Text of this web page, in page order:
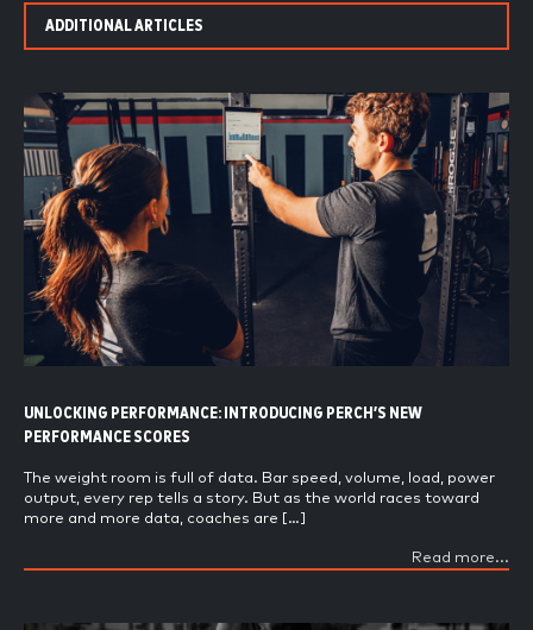
ADDITIONAL ARTICLES
UNLOCKING PERFORMANCE: INTRODUCING PERCH’S NEW
PERFORMANCE SCORES
The weight room is full of data. Bar speed, volume, load, power
output, every rep tells a story. But as the world races toward
more and more data, coaches are […]
Read more...